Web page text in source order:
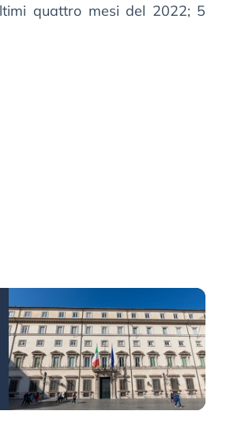
quattro mesi del 2022; 5